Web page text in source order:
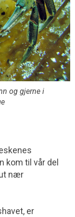
og gjerne i
kom til vår del
nær
er